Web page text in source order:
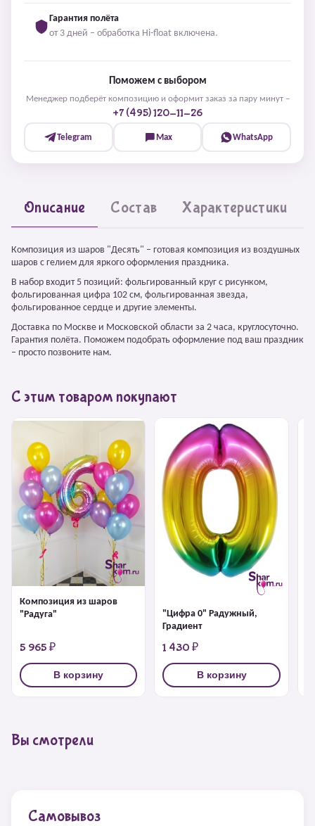
Гарантия полёта
от 3 дней – обработка Hi-float включена.
Поможем с выбором
Менеджер подберёт композицию и оформит заказ за пару минут –
+7 (495) 120-11-26
Telegram Max WhatsApp
Описание Состав Характеристики
Композиция из шаров "Десять" – готовая композиция из воздушных
шаров с гелием для яркого оформления праздника.
В набор входит 5 позиций: фольгированный круг с рисунком,
фольгированная цифра 102 см, фольгированная звезда,
фольгированное сердце и другие элементы.
Доставка по Москве и Московской области за 2 часа, круглосуточно.
Гарантия полёта. Поможем подобрать оформление под ваш праздник
– просто позвоните нам.
С этим товаром покупают
Композиция из шаров
"Радуга"
5 965 ₽
В корзину
"Цифра 0" Радужный,
Градиент
1 430 ₽
В корзину
Вы смотрели
Самовывоз